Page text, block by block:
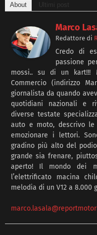
About Ultimi post
Marco
Redattore di
Credo di
passione
mossi.. su di un kart!!!
Commercio (indirizzo
giornalista da quando
quotidiani nazionali e
diverse testate
auto e moto, descrivo
emozionare i lettori.
gradino più alto del
grande sia frenare,
aperto! Il mondo dei
l’elettrificato macina
melodia di un V12 a 8.000